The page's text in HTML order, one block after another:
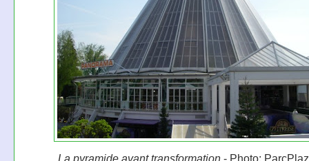
La pyramide avant transformation- Photo: